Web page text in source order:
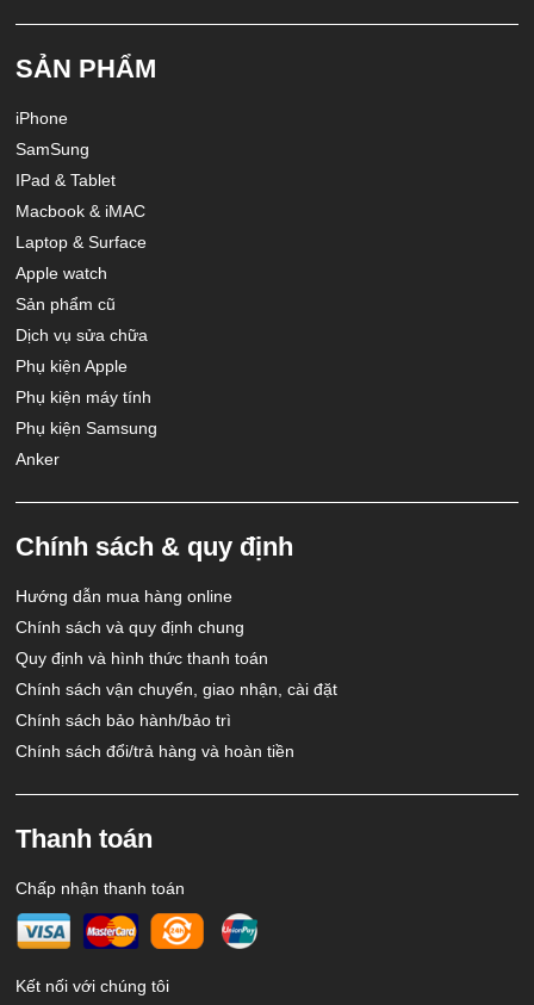
SẢN PHẨM
iPhone
SamSung
IPad & Tablet
Macbook & iMAC
Laptop & Surface
Apple watch
Sản phẩm cũ
Dịch vụ sửa chữa
Phụ kiện Apple
Phụ kiện máy tính
Phụ kiện Samsung
Anker
Chính sách & quy định
Hướng dẫn mua hàng online
Chính sách và quy định chung
Quy định và hình thức thanh toán
Chính sách vận chuyển, giao nhận, cài đặt
Chính sách bảo hành/bảo trì
Chính sách đổi/trả hàng và hoàn tiền
Thanh toán
Chấp nhận thanh toán
Kết nối với chúng tôi